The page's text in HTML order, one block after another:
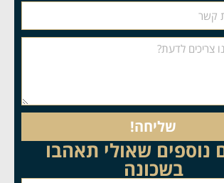
שליחה!
נוספים שאולי תאהבו
בשכונה